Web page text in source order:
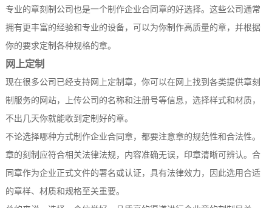
专业的章刻制公司也是一个制作企业合同章的好选择。这些公司通常
拥有更丰富的经验和专业的设备，可以为你制作高质量的章，并根据
你的要求定制各种规格的章。
网上定制
现在很多公司已经支持网上定制章，你可以在网上找到各类提供章刻
制服务的网站，上传公司的名称和注册号等信息，选择样式和材质，
不出几天你就能收到定制好的章。
不论选择哪种方式制作企业合同章，都要注意章的规范性和合法性。
章的刻制应符合相关法律法规，内容准确无误，印章清晰可辨认。合
同章作为企业正式文件的署名或认证，具有法律效力，因此选用合适
的章样、材质和规格至关重要。